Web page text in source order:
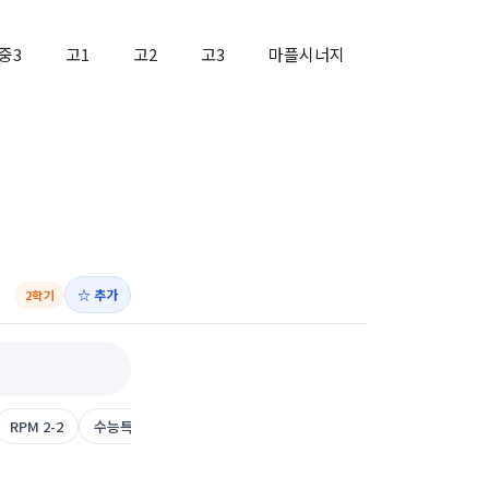
3 고1 고2 고3 마플시너지
2학기 ☆ 추가
RPM 2-2 수능특강